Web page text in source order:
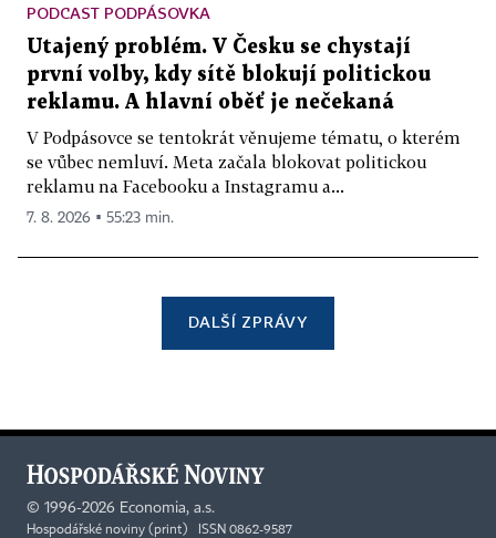
PODCAST PODPÁSOVKA
Utajený problém. V Česku se chystají
první volby, kdy sítě blokují politickou
reklamu. A hlavní oběť je nečekaná
V Podpásovce se tentokrát věnujeme tématu, o kterém
se vůbec nemluví. Meta začala blokovat politickou
reklamu na Facebooku a Instagramu a...
7. 8. 2026 ▪ 55:23 min.
DALŠÍ ZPRÁVY
© 1996-2026 Economia, a.s.
Hospodářské noviny (print) ISSN 0862-9587